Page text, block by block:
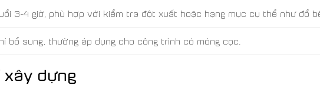
3-4 giờ, phù hợp với kiểm tra đột xuất hoặc hạng mục cụ thể như đổ
bổ sung, thường áp dụng cho công trình có móng cọc.
dựng